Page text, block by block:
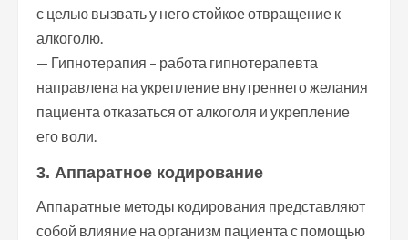
с целью вызвать у него стойкое отвращение к
алкоголю.
— Гипнотерапия – работа гипнотерапевта
направлена на укрепление внутреннего желания
пациента отказаться от алкоголя и укрепление
его воли.
3. Аппаратное кодирование
Аппаратные методы кодирования представляют
собой влияние на организм пациента с помощью